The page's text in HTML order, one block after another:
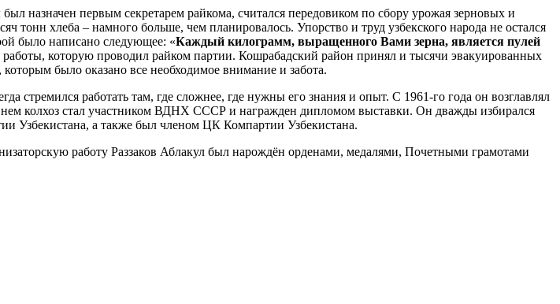
назначен первым секретарем райкома, считался передовиком по сбору урожая зерновых и
тонн хлеба – намного больше, чем планировалось. Упорство и труд узбекского народа не остался
было написано следующее: «Каждый килограмм, выращенного Вами зерна, является пулей
которую проводил райком партии. Кошрабадский район принял и тысячи эвакуированных
было оказано все необходимое внимание и забота.
работать там, где сложнее, где нужны его знания и опыт. С 1961-го года он возглавлял
колхоз стал участником ВДНХ СССР и награжден дипломом выставки. Он дважды избирался
Узбекистана, а также был членом ЦК Компартии Узбекистана.
работу Раззаков Аблакул был нарождён орденами, медалями, Почетными грамотами